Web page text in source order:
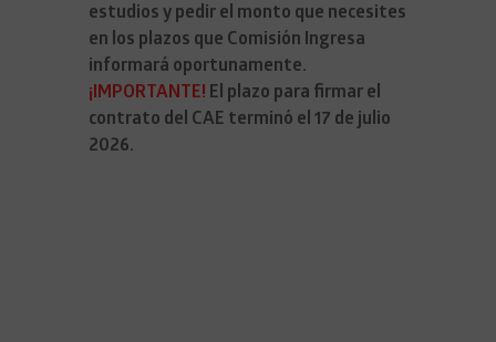
estudios y pedir el monto que necesites
en los plazos que Comisión Ingresa
informará oportunamente.
¡IMPORTANTE! El plazo para firmar el
contrato del CAE terminó el 17 de julio
2026.